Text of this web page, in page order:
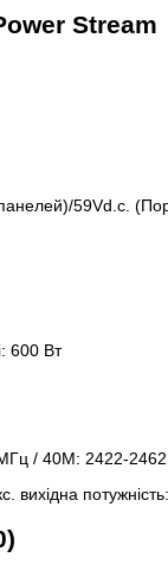
Stream
59Vd.c.
600 Вт
/ 40M: 2422-
вихідна